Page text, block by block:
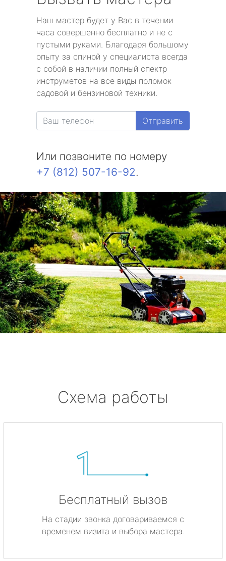
Наш мастер будет у Вас в течении
часа совершенно бесплатно и не с
пустыми руками. Благодаря большому
опыту за спиной у специалиста всегда
с собой в наличии полный спектр
инструметов на все виды поломок
садовой и бензиновой техники.
Отправить
Или позвоните по номеру
+7 (812) 507-16-92.
Схема работы
Бесплатный вызов
На стадии звонка договариваемся с
временем визита и выбора мастера.